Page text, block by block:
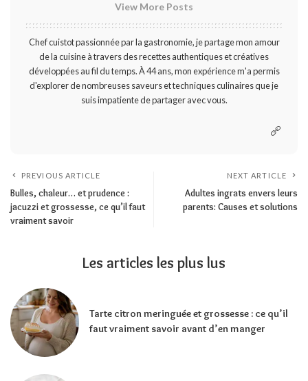
View More Posts
Chef cuistot passionnée par la gastronomie, je partage mon amour
de la cuisine à travers des recettes authentiques et créatives
développées au fil du temps. À 44 ans, mon expérience m'a permis
d'explorer de nombreuses saveurs et techniques culinaires que je
suis impatiente de partager avec vous.
PREVIOUS ARTICLE
Bulles, chaleur… et prudence :
jacuzzi et grossesse, ce qu’il faut
vraiment savoir
NEXT ARTICLE
Adultes ingrats envers leurs
parents: Causes et solutions
Les articles les plus lus
Tarte citron meringuée et grossesse : ce qu’il
faut vraiment savoir avant d’en manger